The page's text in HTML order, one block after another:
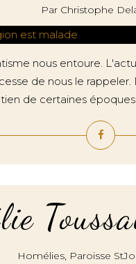
Par Christophe
nous entoure.
de nous le
de certaines
Homélies, Paroisse